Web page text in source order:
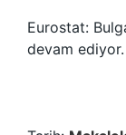
Eurostat:
devam ediyor.